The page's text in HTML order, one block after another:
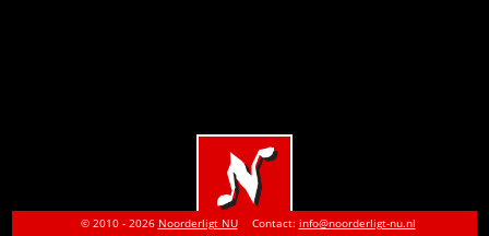
© 2010 - 2026 Noorderligt NU Contact: info@noorderligt-nu.nl